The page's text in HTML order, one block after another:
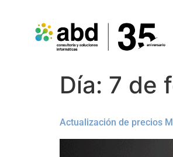
Día: 7 de
Actualización de precios